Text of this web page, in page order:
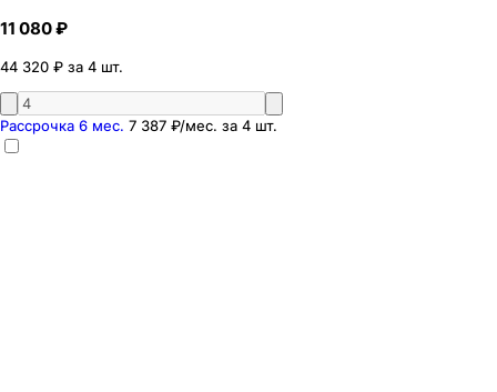
11 080 ₽
44 320 ₽ за 4 шт.
Рассрочка 6 мес. 7 387 ₽/мес. за 4 шт.